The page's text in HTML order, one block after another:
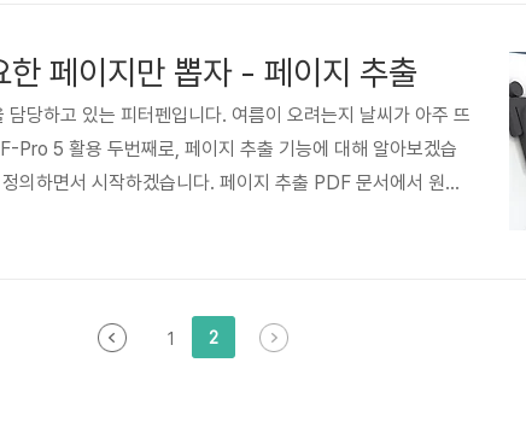
페이지만 뽑자 - 페이지 추출
당하고 있는 피터펜입니다. 여름이 오려는지 날씨가 아주 뜨
Pro 5 활용 두번째로, 페이지 추출 기능에 대해 알아보겠습
의하면서 시작하겠습니다. 페이지 추출 PDF 문서에서 원하
만드는 기능 쉽고 명쾌하네요. PDF-Pro 시리즈를 오래 써본
사절입니다. 2. 추출하고..
1 2